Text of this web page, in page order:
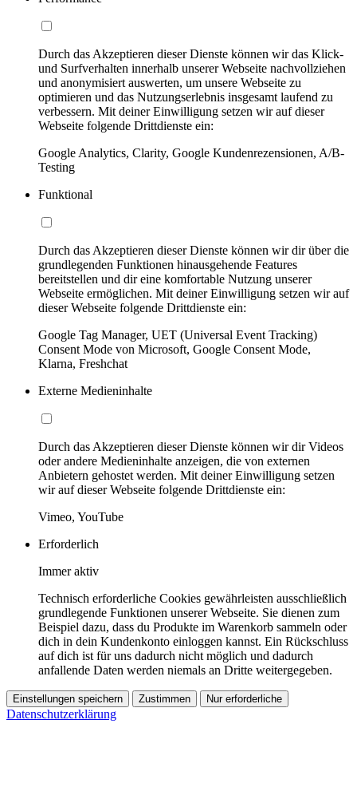
Durch das Akzeptieren dieser Dienste können wir das Klick-
und Surfverhalten innerhalb unserer Webseite nachvollziehen
und anonymisiert auswerten, um unsere Webseite zu
optimieren und das Nutzungserlebnis insgesamt laufend zu
verbessern. Mit deiner Einwilligung setzen wir auf dieser
Webseite folgende Drittdienste ein:
Google Analytics, Clarity, Google Kundenrezensionen, A/B-
Testing
Funktional
Durch das Akzeptieren dieser Dienste können wir dir über die
grundlegenden Funktionen hinausgehende Features
bereitstellen und dir eine komfortable Nutzung unserer
Webseite ermöglichen. Mit deiner Einwilligung setzen wir auf
dieser Webseite folgende Drittdienste ein:
Google Tag Manager, UET (Universal Event Tracking)
Consent Mode von Microsoft, Google Consent Mode,
Klarna, Freshchat
Externe Medieninhalte
Durch das Akzeptieren dieser Dienste können wir dir Videos
oder andere Medieninhalte anzeigen, die von externen
Anbietern gehostet werden. Mit deiner Einwilligung setzen
wir auf dieser Webseite folgende Drittdienste ein:
Vimeo, YouTube
Erforderlich
Immer aktiv
Technisch erforderliche Cookies gewährleisten ausschließlich
grundlegende Funktionen unserer Webseite. Sie dienen zum
Beispiel dazu, dass du Produkte im Warenkorb sammeln oder
dich in dein Kundenkonto einloggen kannst. Ein Rückschluss
auf dich ist für uns dadurch nicht möglich und dadurch
anfallende Daten werden niemals an Dritte weitergegeben.
Einstellungen speichern Zustimmen Nur erforderliche
Datenschutzerklärung